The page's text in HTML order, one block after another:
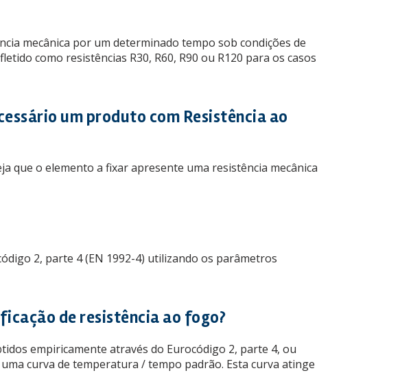
mecânica por um determinado tempo sob condições de
como resistências R30, R60, R90 ou R120 para os casos
um produto com Resistência ao
que o elemento a fixar apresente uma resistência mecânica
2, parte 4 (EN 1992-4) utilizando os parâmetros
de resistência ao fogo?
empiricamente através do Eurocódigo 2, parte 4, ou
curva de temperatura / tempo padrão. Esta curva atinge